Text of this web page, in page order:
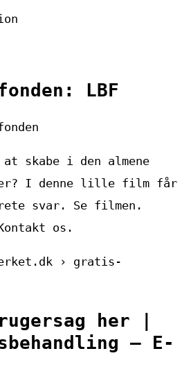
LBF
skabe i den almene
I denne lille film får
svar. Se filmen.
os.
› gratis-
her |
– E-